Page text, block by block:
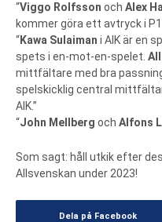
“Viggo Rolfsson och Alex
kommer göra ett avtryck i
“Kawa Sulaiman i AIK är en
spets i en-mot-en-spelet.
mittfältare med bra
spelskicklig central
AIK.”
“John Mellberg och Alfons
Som sagt: håll utkik efter
Allsvenskan under 2023!
Dela på Facebook